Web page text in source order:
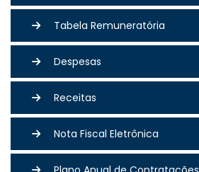
Tabela Remuneratória
Despesas
Receitas
Nota Fiscal Eletrônica